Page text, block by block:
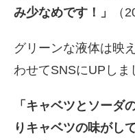
み少なめです！」
（
グリーンな液体は映
わせてSNSにUPしま
「キャベツとソーダ
りキャベツの味がし